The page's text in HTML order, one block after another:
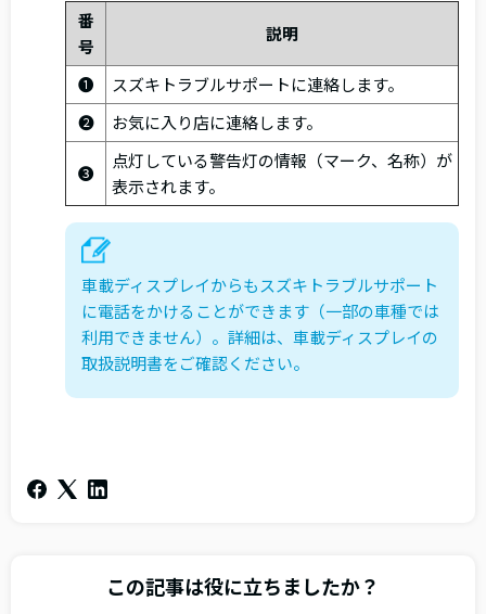
番
号
説明
❶
スズキトラブルサポートに連絡します。
❷
お気に入り店に連絡します。
❸
点灯している警告灯の情報（マーク、名称）が
表示されます。
車載ディスプレイからもスズキトラブルサポート
に電話をかけることができます（一部の車種では
利用できません）。詳細は、車載ディスプレイの
取扱説明書をご確認ください。
この記事は役に立ちましたか？